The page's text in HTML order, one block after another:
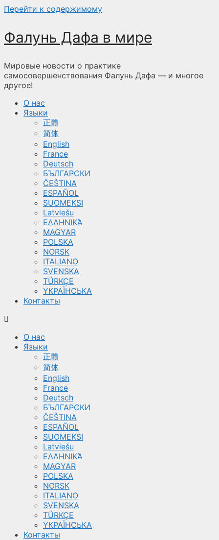
Перейти к содержимому
Фалунь Дафа в мире
Мировые новости о практике
самосовершенствования Фалунь Дафа — и многое
другое!
О нас
Языки
正體
简体
English
France
Deutsch
БЪЛГАРСКИ
ČEŠTINA
ESPAÑOL
SUOMEKSI
Latviešu
ΕΛΛΗΝΙΚΆ
MAGYAR
POLSKA
NORSK
ITALIANO
SVENSKA
TÜRKÇE
YКРАЇНСЬКА
Контакты
О нас
Языки
正體
简体
English
France
Deutsch
БЪЛГАРСКИ
ČEŠTINA
ESPAÑOL
SUOMEKSI
Latviešu
ΕΛΛΗΝΙΚΆ
MAGYAR
POLSKA
NORSK
ITALIANO
SVENSKA
TÜRKÇE
YКРАЇНСЬКА
Контакты